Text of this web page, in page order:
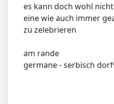
es kann doch wohl
eine wie auch immer
zu zelebrieren
am rande
germane - serbisch